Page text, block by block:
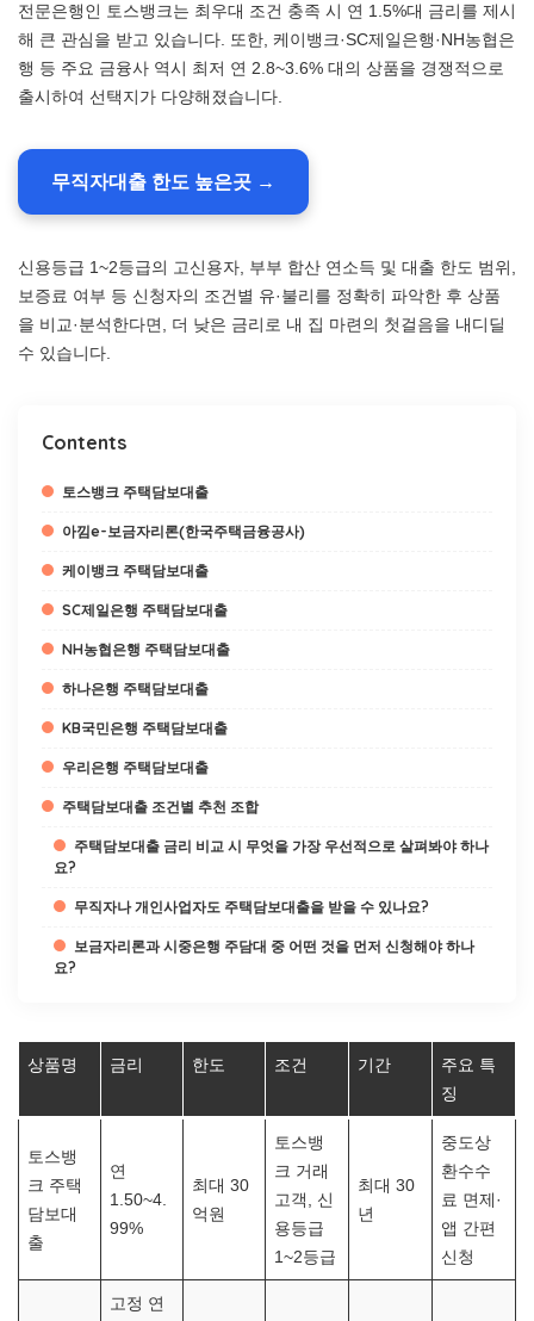
전문은행인 토스뱅크는 최우대 조건 충족 시 연 1.5%대 금리를 제시
해 큰 관심을 받고 있습니다. 또한, 케이뱅크·SC제일은행·NH농협은
행 등 주요 금융사 역시 최저 연 2.8~3.6% 대의 상품을 경쟁적으로
출시하여 선택지가 다양해졌습니다.
무직자대출 한도 높은곳 →
신용등급 1~2등급의 고신용자, 부부 합산 연소득 및 대출 한도 범위,
보증료 여부 등 신청자의 조건별 유·불리를 정확히 파악한 후 상품
을 비교·분석한다면, 더 낮은 금리로 내 집 마련의 첫걸음을 내디딜
수 있습니다.
Contents
토스뱅크 주택담보대출
아낌e-보금자리론(한국주택금융공사)
케이뱅크 주택담보대출
SC제일은행 주택담보대출
NH농협은행 주택담보대출
하나은행 주택담보대출
KB국민은행 주택담보대출
우리은행 주택담보대출
주택담보대출 조건별 추천 조합
주택담보대출 금리 비교 시 무엇을 가장 우선적으로 살펴봐야 하나
요?
무직자나 개인사업자도 주택담보대출을 받을 수 있나요?
보금자리론과 시중은행 주담대 중 어떤 것을 먼저 신청해야 하나
요?
상품명 금리 한도 조건 기간
주요 특
징
토스뱅
크 주택
담보대
출
연
1.50~4.
99%
최대 30
억원
토스뱅
크 거래
고객, 신
용등급
1~2등급
최대 30
년
중도상
환수수
료 면제·
앱 간편
신청
고정 연